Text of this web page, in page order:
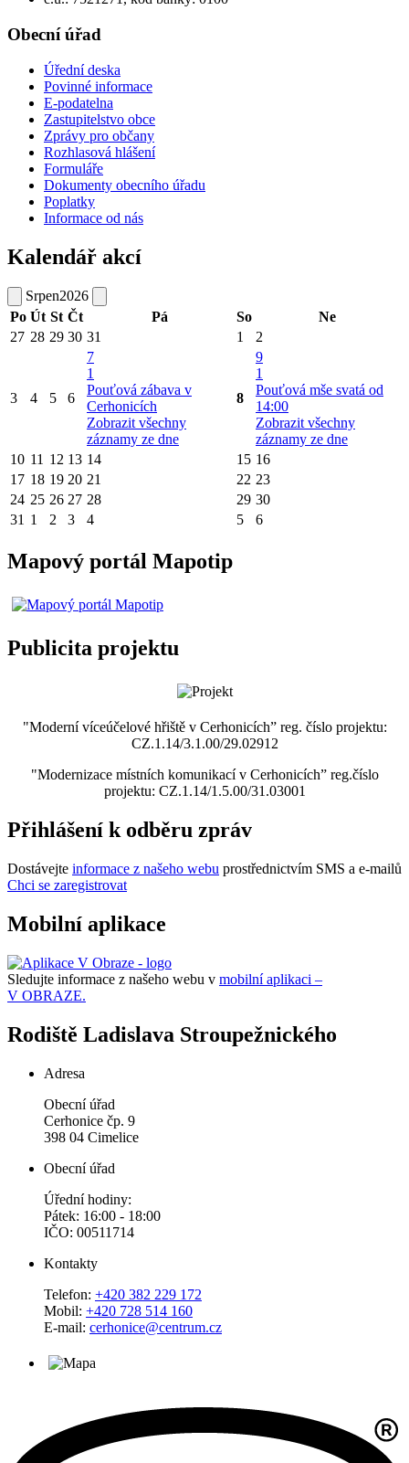
Obecní úřad
Úřední deska
Povinné informace
E-podatelna
Zastupitelstvo obce
Zprávy pro občany
Rozhlasová hlášení
Formuláře
Dokumenty obecního úřadu
Poplatky
Informace od nás
Kalendář akcí
Srpen2026
Po Út St Čt Pá So
Ne
27 28 29 30 31 1 2
3 4 5 6
7
1
Pouťová zábava v
Cerhonicích
Zobrazit všechny
záznamy ze dne
8
9
1
Pouťová mše svatá od
14:00
Zobrazit všechny
záznamy ze dne
10 11 12 13 14 15 16
17 18 19 20 21 22 23
24 25 26 27 28 29 30
31 1 2 3 4 5 6
Mapový portál Mapotip
Publicita projektu
"Moderní víceúčelové hřiště v Cerhonicích” reg. číslo projektu:
CZ.1.14/3.1.00/29.02912
"Modernizace místních komunikací v Cerhonicích” reg.číslo
projektu: CZ.1.14/1.5.00/31.03001
Přihlášení k odběru zpráv
Dostávejte informace z našeho webu prostřednictvím SMS a e-mailů
Chci se zaregistrovat
Mobilní aplikace
Sledujte informace z našeho webu v mobilní aplikaci –
V OBRAZE.
Rodiště Ladislava Stroupežnického
Adresa
Obecní úřad
Cerhonice čp. 9
398 04 Cimelice
Obecní úřad
Úřední hodiny:
Pátek: 16:00 - 18:00
IČO: 00511714
Kontakty
Telefon: +420 382 229 172
Mobil: +420 728 514 160
E-mail: cerhonice@centrum.cz